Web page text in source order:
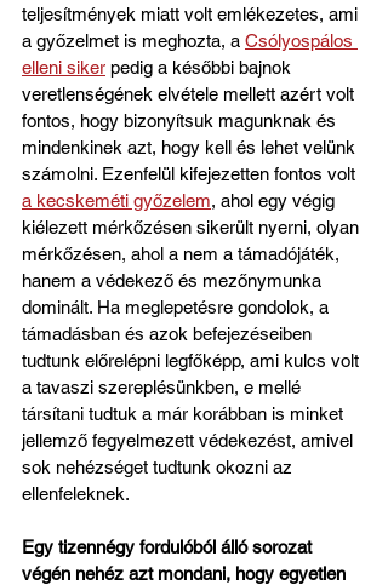
teljesítmények miatt volt emlékezetes, ami
a győzelmet is meghozta, a Csólyospálos
elleni siker pedig a későbbi bajnok
veretlenségének elvétele mellett azért volt
fontos, hogy bizonyítsuk magunknak és
mindenkinek azt, hogy kell és lehet velünk
számolni. Ezenfelül kifejezetten fontos volt
a kecskeméti győzelem, ahol egy végig
kiélezett mérkőzésen sikerült nyerni, olyan
mérkőzésen, ahol a nem a támadójáték,
hanem a védekező és mezőnymunka
dominált. Ha meglepetésre gondolok, a
támadásban és azok befejezéseiben
tudtunk előrelépni legfőképp, ami kulcs volt
a tavaszi szereplésünkben, e mellé
társítani tudtuk a már korábban is minket
jellemző fegyelmezett védekezést, amivel
sok nehézséget tudtunk okozni az
ellenfeleknek.
Egy tizennégy fordulóból álló sorozat
végén nehéz azt mondani, hogy egyetlen